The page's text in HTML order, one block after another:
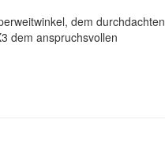
dem durchdachten
dem anspruchsvollen